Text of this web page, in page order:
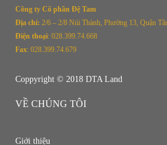
Công ty Cổ phần Đệ Tam
Địa chỉ: 2/6 – 2/8 Núi Thành, Phường 13, Quận
Điện thoại: 028.399.74.668
Fax: 028.399.74.679
Coppyright © 2018 DTA Land
VỀ CHÚNG TÔI
Giới thiệu